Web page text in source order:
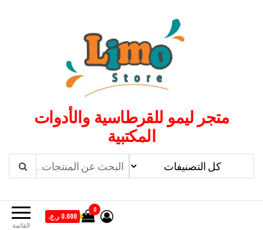
متجر ليمو للقرطاسية والأدوات
المكتبية
القائمة
0
0.000 ر.ع.